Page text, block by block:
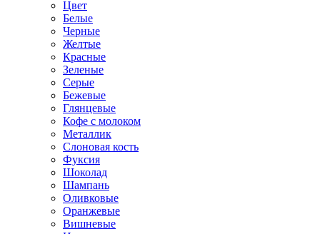
Цвет
Белые
Черные
Желтые
Красные
Зеленые
Серые
Бежевые
Глянцевые
Кофе с молоком
Металлик
Слоновая кость
Фуксия
Шоколад
Шампань
Оливковые
Оранжевые
Вишневые